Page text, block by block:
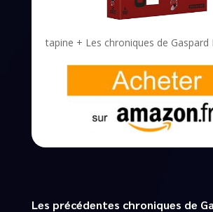
tapine + Les chroniques de Gaspard
Les précédentes chroniques de